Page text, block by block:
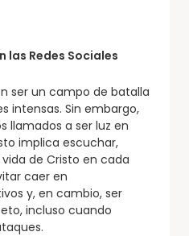
las Redes Sociales
ser un campo de batalla
intensas. Sin embargo,
llamados a ser luz en
implica escuchar,
de Cristo en cada
caer en
y, en cambio, ser
incluso cuando